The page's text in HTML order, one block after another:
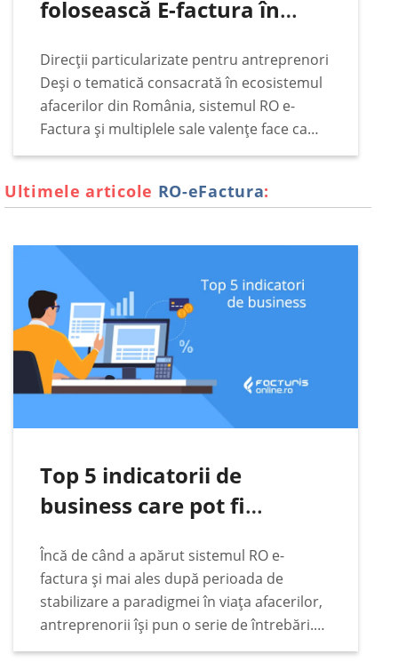
folosească E-factura în
Direcții particularizate pentru antreprenori
Deși o tematică consacrată în ecosistemul
afacerilor din România, sistemul RO e-
Factura și multiplele sale valențe face ca
subiectul să rămână constant pe podiumul
indiferent de vremuri legislative și de
Ultimele articole RO-eFactura:
Top 5 indicatorii de
business care pot fi
datelor din RO e-Factura
Încă de când a apărut sistemul RO e-
factura și mai ales după perioada de
stabilizare a paradigmei în viața afacerilor,
antreprenorii își pun o serie de întrebări.
Unele dintre acestea sunt extrem de